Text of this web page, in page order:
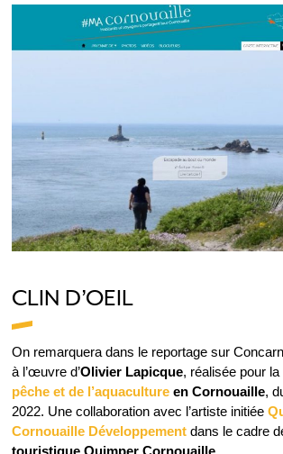
CLIN D’OEIL
On remarquera dans le reportage sur
à l’œuvre d’Olivier Lapicque, réalisée pour la
pêche et de l’aquacultureen Cornouaille,
2022. Une collaboration avec l’artiste initiée
Cornouaille Développementdans le cadre
touristique Quimper Cornouaille.